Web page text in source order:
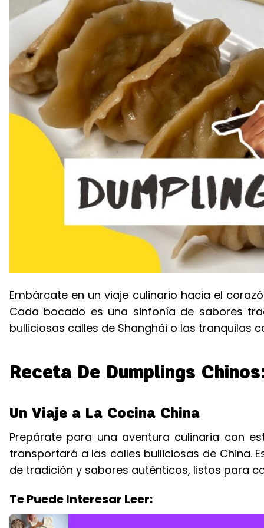
Embárcate en un viaje culinario hacia el
Cada bocado es una sinfonía de sabores
bulliciosas calles de Shanghái o las tranquilas
Receta De Dumplings
Un Viaje a La Cocina China
Prepárate para una aventura culinaria con
transportará a las calles bulliciosas de China.
de tradición y sabores auténticos, listos para
Te Puede Interesar Leer: